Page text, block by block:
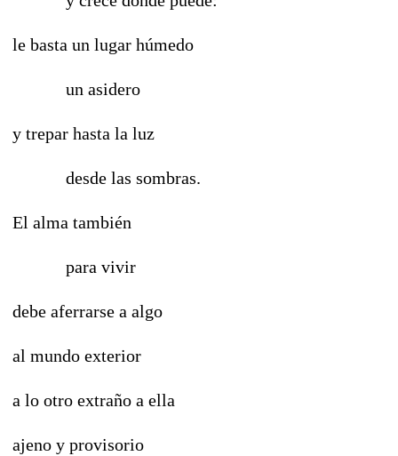
le basta un lugar húmedo
un asidero
y trepar hasta la luz
desde las sombras.
El alma también
para vivir
debe aferrarse a algo
al mundo exterior
a lo otro extraño a ella
ajeno y provisorio